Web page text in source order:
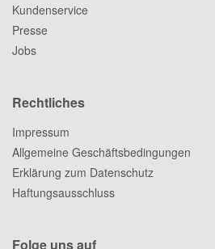
Kundenservice
Presse
Jobs
Rechtliches
Impressum
Allgemeine Geschäftsbedingungen
Erklärung zum Datenschutz
Haftungsausschluss
Folge uns auf